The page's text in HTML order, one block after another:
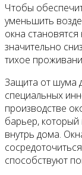
Чтобы
уменьшить
окна
значительно
тихое
Защита от шума
специальных
производстве
барьер,
внутрь дома.
способствуют